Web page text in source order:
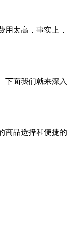
太高，事实上，
下面我们就来深入
商品选择和便捷的